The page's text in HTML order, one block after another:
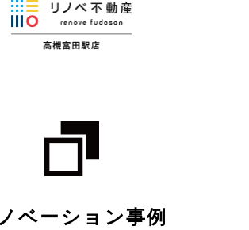
ベーション事例